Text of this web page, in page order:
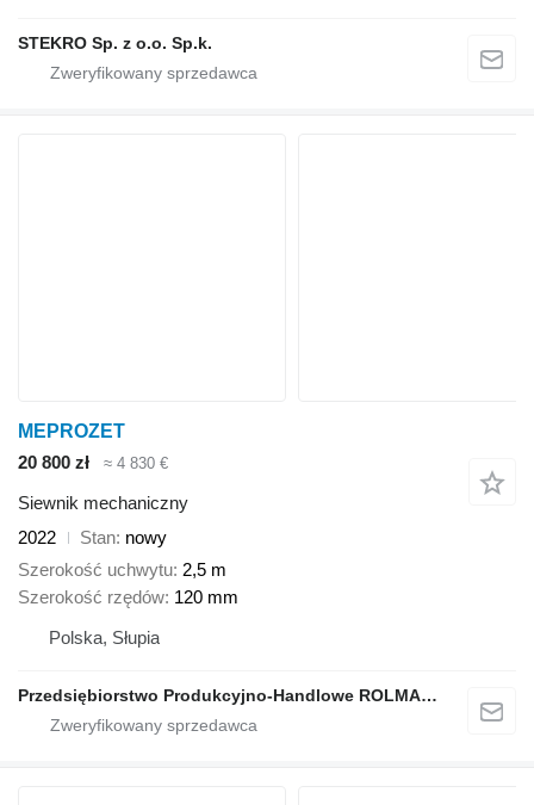
STEKRO Sp. z o.o. Sp.k.
MEPROZET
20 800 zł
≈ 4 830 €
Siewnik mechaniczny
2022
Stan nowy
Szerokość uchwytu 2,5 m
Szerokość rzędów 120 mm
Polska, Słupia
Przedsiębiorstwo Produkcyjno-Handlowe ROLMAPOL Marcin Dziekan